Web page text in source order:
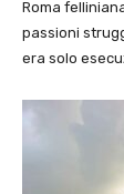
Roma
passioni
era solo